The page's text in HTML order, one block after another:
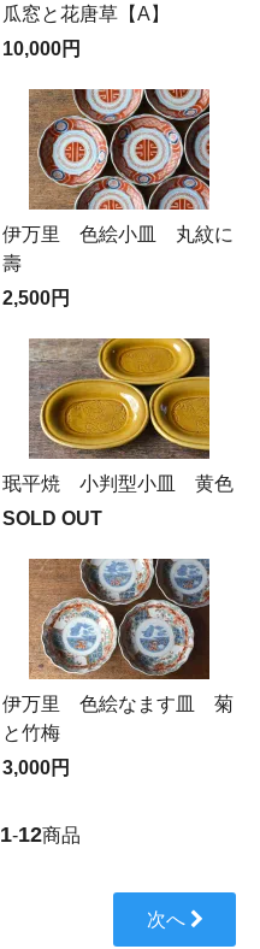
瓜窓と花唐草【A】
10,000円
伊万里 色絵小皿 丸紋に
壽
2,500円
珉平焼 小判型小皿 黄色
SOLD OUT
伊万里 色絵なます皿 菊
と竹梅
3,000円
1-12商品
次へ